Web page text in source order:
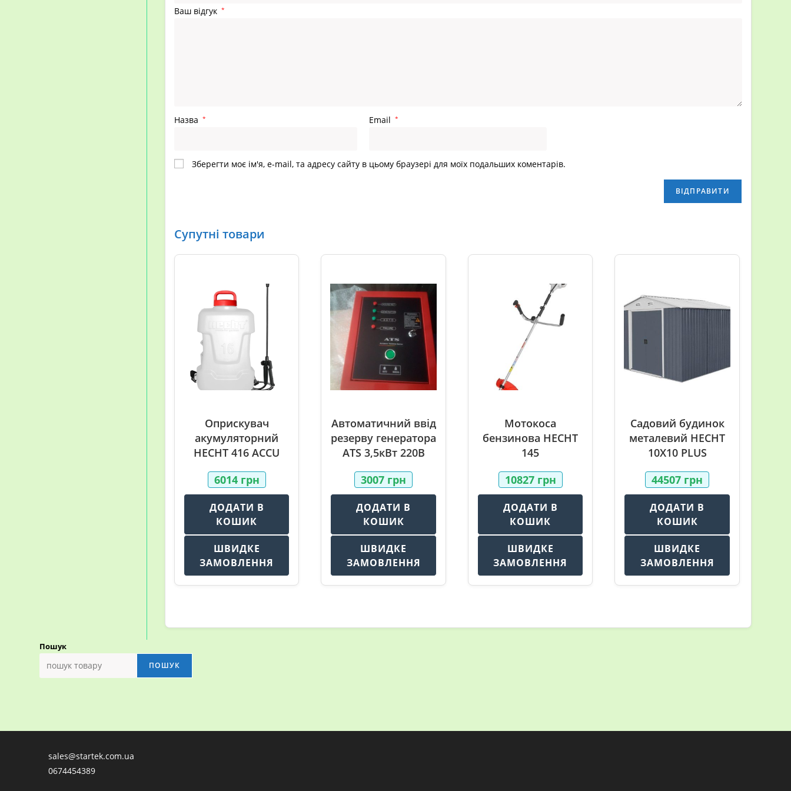
Ваш відгук *
Назва * Email *
Зберегти моє ім'я, e-mail, та адресу сайту в цьому браузері для моїх подальших коментарів.
Супутні товари
Оприскувач
акумуляторний
HECHT 416 ACCU
6014 грн
ДОДАТИ В
КОШИК
ШВИДКЕ
ЗАМОВЛЕННЯ
Автоматичний ввід
резерву генератора
ATS 3,5кВт 220В
3007 грн
ДОДАТИ В
КОШИК
ШВИДКЕ
ЗАМОВЛЕННЯ
Мотокоса
бензинова HECHT
145
10827 грн
ДОДАТИ В
КОШИК
ШВИДКЕ
ЗАМОВЛЕННЯ
Садовий будинок
металевий HECHT
10X10 PLUS
44507 грн
ДОДАТИ В
КОШИК
ШВИДКЕ
ЗАМОВЛЕННЯ
Пошук
ПОШУК
sales@startek.com.ua
0674454389